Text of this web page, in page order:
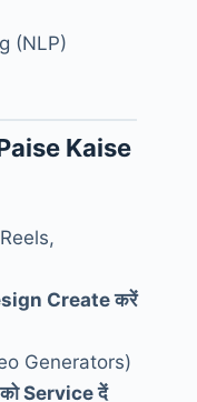
(NLP)
Kaise
Create करें
Generators)
Service दें